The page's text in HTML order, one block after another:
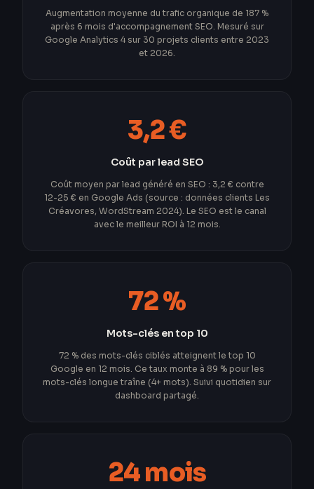
Augmentation moyenne du trafic organique de 187 %
après 6 mois d'accompagnement SEO. Mesuré sur
Google Analytics 4 sur 30 projets clients entre 2023
et 2026.
3,2 €
Coût par lead SEO
Coût moyen par lead généré en SEO : 3,2 € contre
12-25 € en Google Ads (source : données clients Les
Créavores, WordStream 2024). Le SEO est le canal
avec le meilleur ROI à 12 mois.
72 %
Mots-clés en top 10
72 % des mots-clés ciblés atteignent le top 10
Google en 12 mois. Ce taux monte à 89 % pour les
mots-clés longue traîne (4+ mots). Suivi quotidien sur
dashboard partagé.
24 mois